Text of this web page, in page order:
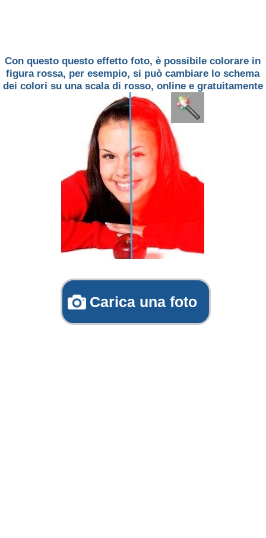
Con questo questo effetto foto, è possibile colorare in
figura rossa, per esempio, si può cambiare lo schema
dei colori su una scala di rosso, online e gratuitamente
Carica una foto